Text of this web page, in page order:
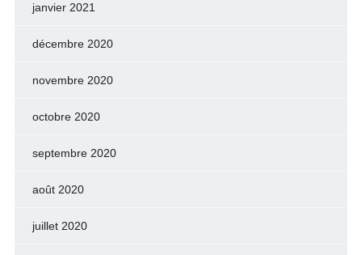
janvier 2021
décembre 2020
novembre 2020
octobre 2020
septembre 2020
août 2020
juillet 2020